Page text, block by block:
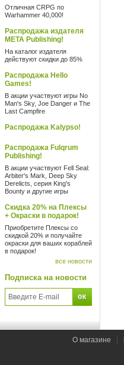
Отличная CRPG по
Warhammer 40,000!
Распродажа издателя
META Publishing!
На каталог издателя
действуют скидки до 85%
Распродажа Hello
Games!
В акции участвуют игры No
Man's Sky, Joe Danger и The
Last Campfire
Распродажа Kalypso!
Распродажа Fulqrum
Publishing!
В акции участвуют Fell Seal:
Arbiter's Mark, Deep Sky
Derelicts, серия King's
Bounty и другие игры
Скидка 20% на Плексы
+ Окраски в подарок!
Приобретите Плексы со
скидкой 20% и получайте
окраски для ваших кораблей
в подарок!
все новости
Подписка на новости
О магазине